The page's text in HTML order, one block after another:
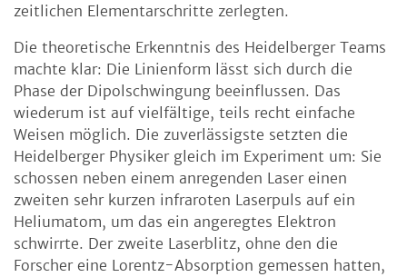
zeitlichen Elementarschritte zerlegten.
Die theoretische Erkenntnis des Heidelberger Teams
machte klar: Die Linienform lässt sich durch die
Phase der Dipolschwingung beeinflussen. Das
wiederum ist auf vielfältige, teils recht einfache
Weisen möglich. Die zuverlässigste setzten die
Heidelberger Physiker gleich im Experiment um: Sie
schossen neben einem anregenden Laser einen
zweiten sehr kurzen infraroten Laserpuls auf ein
Heliumatom, um das ein angeregtes Elektron
schwirrte. Der zweite Laserblitz, ohne den die
Forscher eine Lorentz-Absorption gemessen hatten,